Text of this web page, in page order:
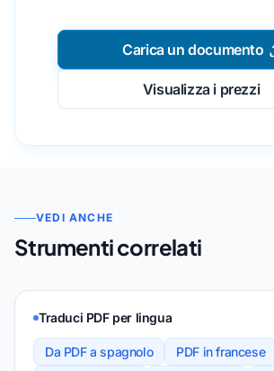
Carica un documento
Visualizza i prezzi
VEDI ANCHE
Strumenti correlati
Traduci PDF per lingua
Da PDF a spagnolo
PDF in francese